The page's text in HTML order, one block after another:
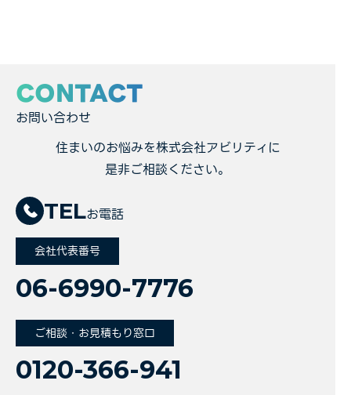
CONTACT
お問い合わせ
住まいのお悩みを株式会社アビリティに
是非ご相談ください。
TELお電話
会社代表番号
06-6990-7776
ご相談・お見積もり窓口
0120-366-941